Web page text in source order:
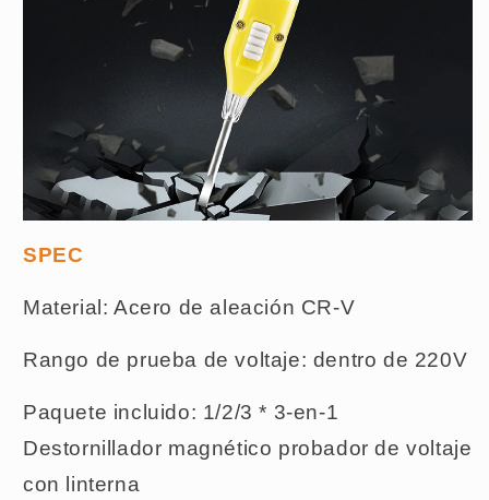
SPEC
Material: Acero de aleación CR-V
Rango de prueba de voltaje: dentro de 220V
Paquete incluido: 1/2/3 * 3-en-1
Destornillador magnético probador de voltaje
con linterna